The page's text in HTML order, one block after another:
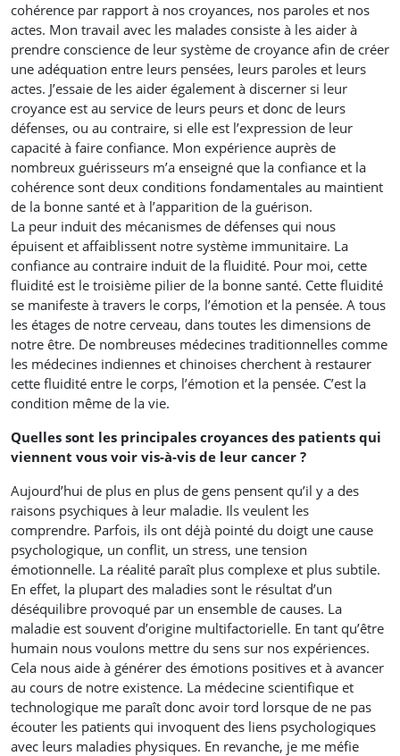
cohérence par rapport à nos croyances, nos paroles et nos
actes. Mon travail avec les malades consiste à les aider à
prendre conscience de leur système de croyance afin de créer
une adéquation entre leurs pensées, leurs paroles et leurs
actes. J’essaie de les aider également à discerner si leur
croyance est au service de leurs peurs et donc de leurs
défenses, ou au contraire, si elle est l’expression de leur
capacité à faire confiance. Mon expérience auprès de
nombreux guérisseurs m’a enseigné que la confiance et la
cohérence sont deux conditions fondamentales au maintient
de la bonne santé et à l’apparition de la guérison.
La peur induit des mécanismes de défenses qui nous
épuisent et affaiblissent notre système immunitaire. La
confiance au contraire induit de la fluidité. Pour moi, cette
fluidité est le troisième pilier de la bonne santé. Cette fluidité
se manifeste à travers le corps, l’émotion et la pensée. A tous
les étages de notre cerveau, dans toutes les dimensions de
notre être. De nombreuses médecines traditionnelles comme
les médecines indiennes et chinoises cherchent à restaurer
cette fluidité entre le corps, l’émotion et la pensée. C’est la
condition même de la vie.
Quelles sont les principales croyances des patients qui
viennent vous voir vis-à-vis de leur cancer ?
Aujourd’hui de plus en plus de gens pensent qu’il y a des
raisons psychiques à leur maladie. Ils veulent les
comprendre. Parfois, ils ont déjà pointé du doigt une cause
psychologique, un conflit, un stress, une tension
émotionnelle. La réalité paraît plus complexe et plus subtile.
En effet, la plupart des maladies sont le résultat d’un
déséquilibre provoqué par un ensemble de causes. La
maladie est souvent d’origine multifactorielle. En tant qu’être
humain nous voulons mettre du sens sur nos expériences.
Cela nous aide à générer des émotions positives et à avancer
au cours de notre existence. La médecine scientifique et
technologique me paraît donc avoir tord lorsque de ne pas
écouter les patients qui invoquent des liens psychologiques
avec leurs maladies physiques. En revanche, je me méfie